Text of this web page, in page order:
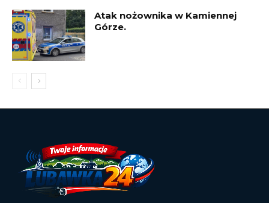
Atak nożownika w Kamiennej
Górze.